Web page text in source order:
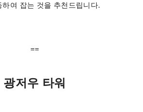
여 잡는 것을 추천드립니다.
==
광저우 타워